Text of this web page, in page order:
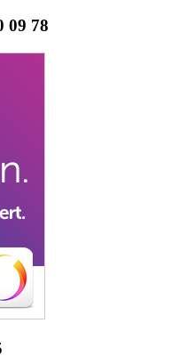
09 78